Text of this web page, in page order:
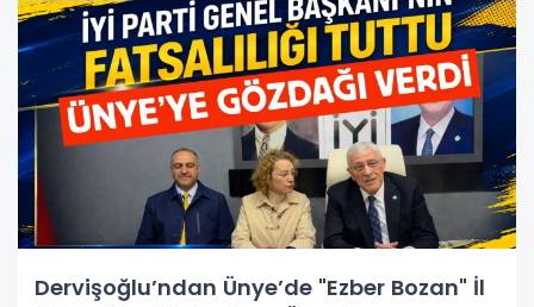
Dervişoğlu’ndan Ünye’de "Ezber Bozan" İl